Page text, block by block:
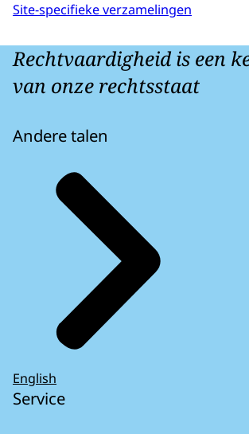
Site-specifieke verzamelingen
Rechtvaardigheid is een
van onze rechtsstaat
Andere talen
English
Service